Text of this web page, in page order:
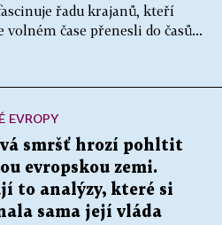
řadu krajanů, kteří
čase přenesli do časů...
EVROPY
smršť hrozí pohltit
evropskou zemi.
to analýzy, které si
sama její vláda